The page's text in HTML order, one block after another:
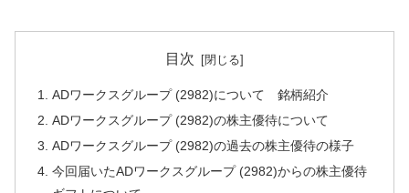
目次
ADワークスグループ (2982)について 銘柄紹介
ADワークスグループ (2982)の株主優待について
ADワークスグループ (2982)の過去の株主優待の様子
今回届いたADワークスグループ (2982)からの株主優待